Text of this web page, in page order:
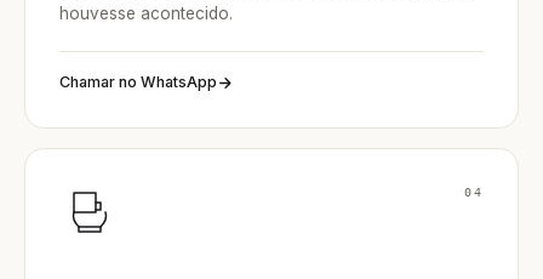
houvesse acontecido.
Chamar no WhatsApp
04